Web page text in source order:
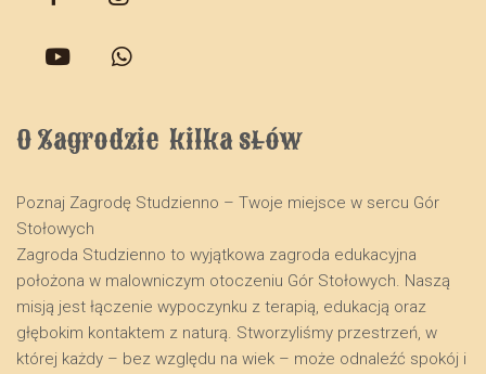
O Zagrodzie  kilka słów
Poznaj Zagrodę Studzienno – Twoje miejsce w sercu Gór
Stołowych
​Zagroda Studzienno to wyjątkowa zagroda edukacyjna
położona w malowniczym otoczeniu Gór Stołowych. Naszą
misją jest łączenie wypoczynku z terapią, edukacją oraz
głębokim kontaktem z naturą. Stworzyliśmy przestrzeń, w
której każdy – bez względu na wiek – może odnaleźć spokój i